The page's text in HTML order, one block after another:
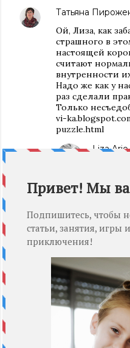
Татьяна
Ой, Лиза, как
страшного в
настоящей
считают
внутренности
Надо же как у
раз сделали
Только
vi-
puzzle.html
ОТВЕТИТЬ
Liza Arie
фетром